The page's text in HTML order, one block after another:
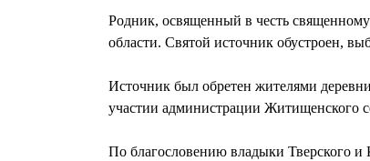
Родник, освященный в честь
области. Святой источник обустроен,
Источник был обретен жителями
участии администрации Житищенского
По благословению владыки Тверского